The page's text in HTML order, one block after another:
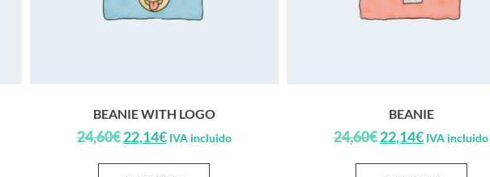
BEANIE WITH LOGO
24,60€22,14€ IVA incluido
BEANIE
24,60€22,14€ IVA incluido